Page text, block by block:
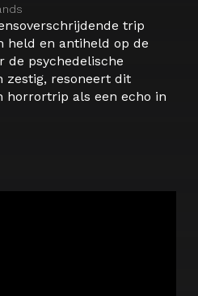
trip
held en antiheld op de
de psychedelische
zestig, resoneert dit
horrortrip als een echo in